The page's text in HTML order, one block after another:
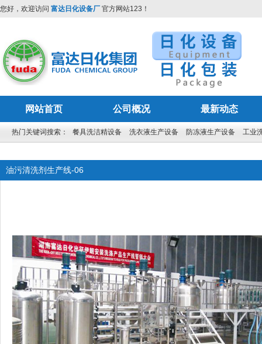
您好，欢迎访问 富达日化设备厂 官方网站123！
网站首页 公司概况 最新动态
热门关键词搜索： 餐具洗洁精设备 洗衣液生产设备 防冻液生产设备 工业
油污清洗剂生产线-06